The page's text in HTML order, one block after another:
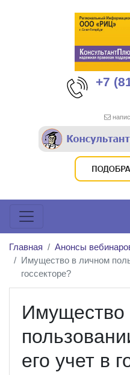
+7
Главная
Анонсы
Имущество в личном
госсекторе?
Имущество
его учет в